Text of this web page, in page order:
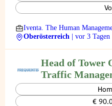
Iventa. The Human
Oberösterreich
| vor 3 Tagen
Head of Tower
Traffic
€